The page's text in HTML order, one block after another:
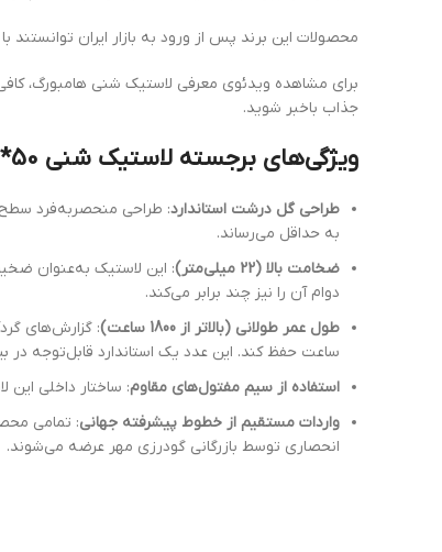
محصولات این برند پس از ورود به بازار ایران توانستند
برای مشاهده ویدئوی معرفی لاستیک شنی هامبورگ،
جذاب باخبر شوید.
ویژگی‌های برجسته لاستیک شنی 50*90*450 برند هامبورگ
طراحی گل درشت استاندارد: طراحی منحصر‌به‌فرد سطح
به حداقل می‌رساند.
ضخامت بالا (22 میلی‌متر)
: این لاستیک به‌عنوان
دوام آن را نیز چند برابر می‌کند.
طول عمر طولانی (بالاتر از 1800 ساعت)
ساعت حفظ کند. این عدد یک استاندارد قابل‌توجه
استفاده از سیم مفتول‌های مقاوم: ساختار داخلی
واردات مستقیم از خطوط پیشرفته جهانی: تمامی
انحصاری توسط بازرگانی گودرزی مهر عرضه می‌شوند.